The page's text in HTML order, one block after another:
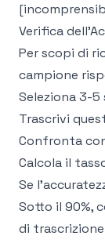
Verifica
Per scopi di
campione
Seleziona 3-
Trascrivi
Confronta
Calcola il
Se
Sotto il 90%,
di